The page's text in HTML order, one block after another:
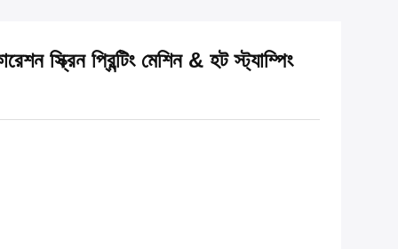
স্ক্রিন প্রিন্টিং মেশিন & হট স্ট্যাম্পিং